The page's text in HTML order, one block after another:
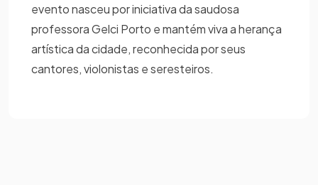
evento nasceu por iniciativa da saudosa
professora Gelci Porto e mantém viva a herança
artística da cidade, reconhecida por seus
cantores, violonistas e seresteiros.